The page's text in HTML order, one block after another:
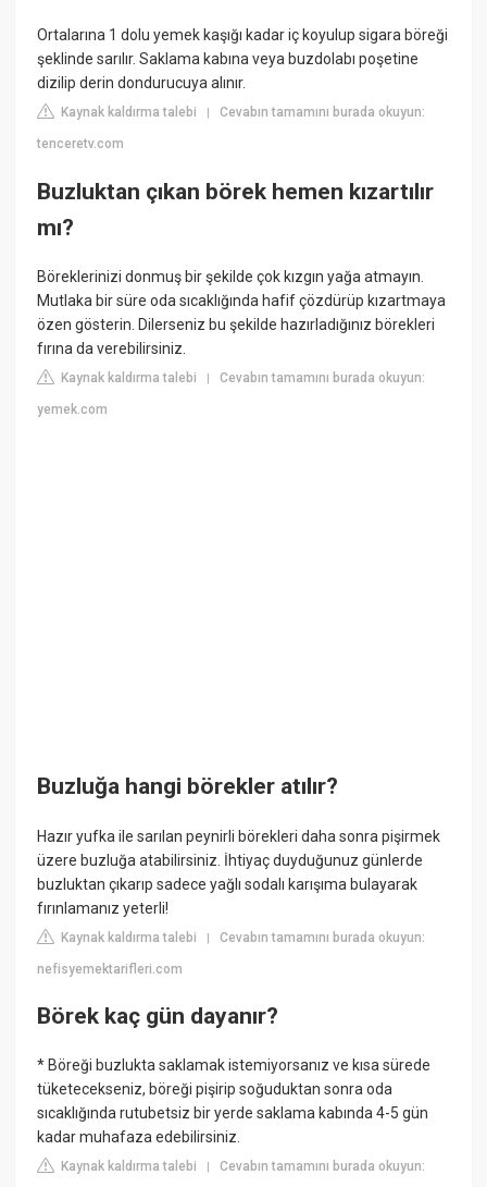
Ortalarına 1 dolu yemek kaşığı kadar iç koyulup sigara böreği
şeklinde sarılır. Saklama kabına veya buzdolabı poşetine
dizilip derin dondurucuya alınır.
Kaynak kaldırma talebi |Cevabın tamamını burada okuyun:
tenceretv.com
Buzluktan çıkan börek hemen kızartılır
mı?
Böreklerinizi donmuş bir şekilde çok kızgın yağa atmayın.
Mutlaka bir süre oda sıcaklığında hafif çözdürüp kızartmaya
özen gösterin. Dilerseniz bu şekilde hazırladığınız börekleri
fırına da verebilirsiniz.
Kaynak kaldırma talebi |Cevabın tamamını burada okuyun:
yemek.com
Buzluğa hangi börekler atılır?
Hazır yufka ile sarılan peynirli börekleri daha sonra pişirmek
üzere buzluğa atabilirsiniz. İhtiyaç duyduğunuz günlerde
buzluktan çıkarıp sadece yağlı sodalı karışıma bulayarak
fırınlamanız yeterli!
Kaynak kaldırma talebi |Cevabın tamamını burada okuyun:
nefisyemektarifleri.com
Börek kaç gün dayanır?
* Böreği buzlukta saklamak istemiyorsanız ve kısa sürede
tüketecekseniz, böreği pişirip soğuduktan sonra oda
sıcaklığında rutubetsiz bir yerde saklama kabında 4-5 gün
kadar muhafaza edebilirsiniz.
Kaynak kaldırma talebi |Cevabın tamamını burada okuyun: